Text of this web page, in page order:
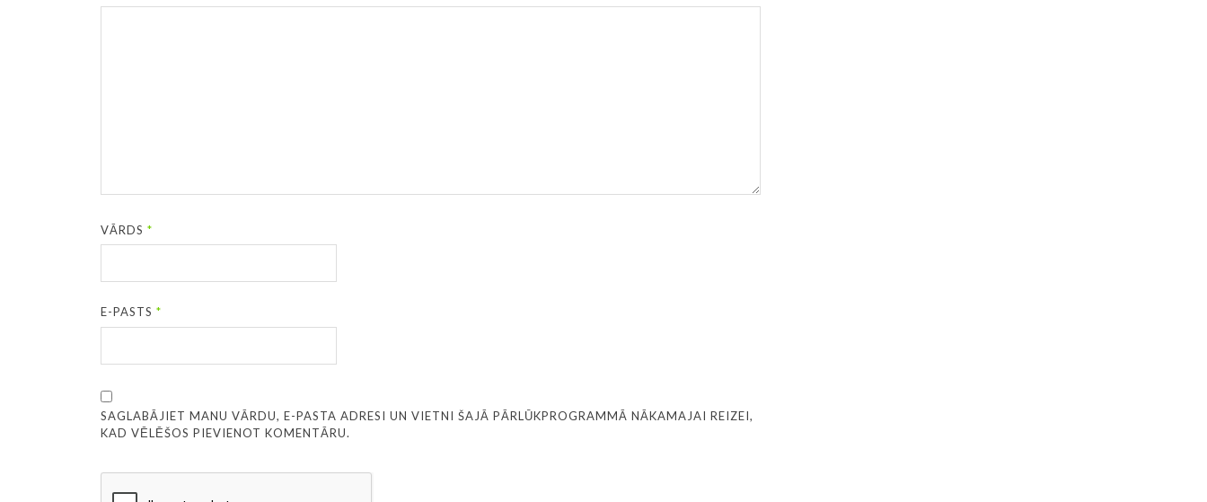
VĀRDS*
E-PASTS*
SAGLABĀJIET MANU VĀRDU, E-PASTA ADRESI UN VIETNI ŠAJĀ PĀRLŪKPROGRAMMĀ NĀKAMAJAI REIZEI,
KAD VĒLĒŠOS PIEVIENOT KOMENTĀRU.